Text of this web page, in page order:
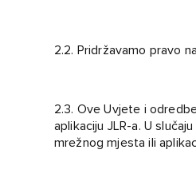
2.2. Pridržavamo pravo
2.3. Ove Uvjete i
aplikaciju JLR-a. U
mrežnog mjesta ili